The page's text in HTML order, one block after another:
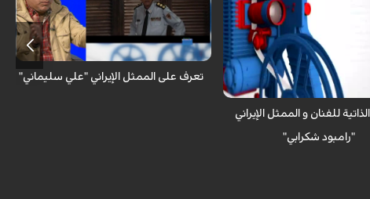
_ الكوثر : تعرف على الممثل
"رامبود شكرابي" من خلال سيرته
للفنان و الممثل الإيراني
"رامبود شكرابي"
مع المشاهدين _ الكوثر : شاهد السيرة الذاتية
و المهنية للفنان الإيراني
تعرف على الممثل الإيراني "علي سليماني"